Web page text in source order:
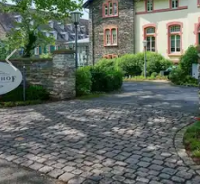
Forrige billede